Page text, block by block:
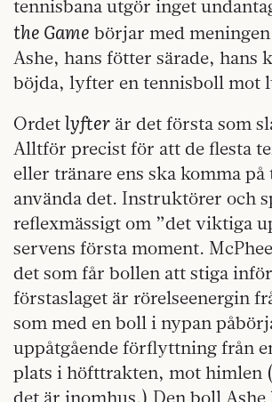
tennisbana utgör inget
the Game börjar med
Ashe, hans fötter särade, hans
böjda, lyfter en tennisboll mot
Ordet lyfter är det första som
Alltför precist för att de flesta
eller tränare ens ska komma på
använda det. Instruktörer och
reflexmässigt om ”det viktiga
servens första moment.
det som får bollen att stiga
förstaslaget är rörelseenergin
som med en boll i nypan
uppåtgående förflyttning från
plats i höfttrakten, mot himlen
det är inomhus.) Den boll